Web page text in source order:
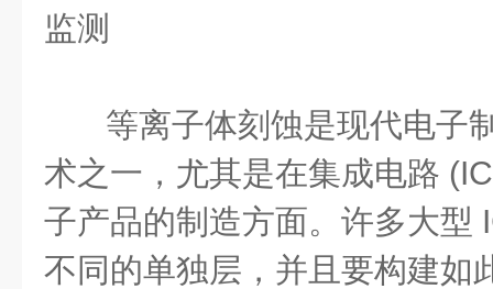
监测
等离子体刻蚀是现代电子
术之一，尤其是在集成电路
子产品的制造方面。许多大型
不同的单独层，并且要构建如